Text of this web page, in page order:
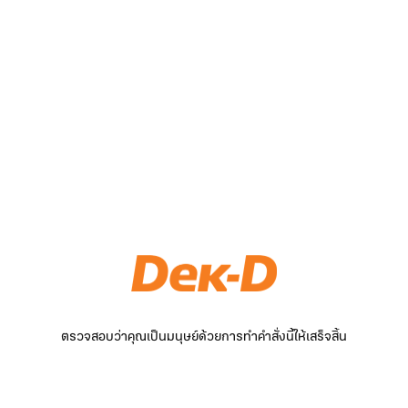
ตรวจสอบว่าคุณเป็นมนุษย์ด้วยการทำคำสั่งนี้ให้เสร็จสิ้น